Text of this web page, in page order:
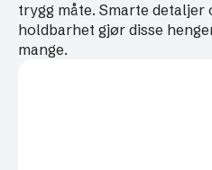
trygg måte. Smarte detaljer
holdbarhet gjør disse
mange.